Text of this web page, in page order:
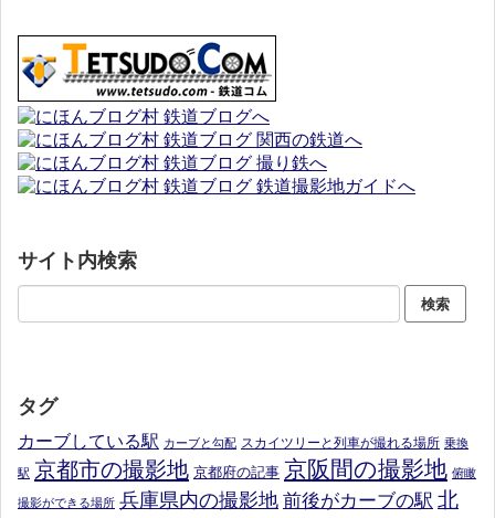
サイト内検索
タグ
カーブしている駅 カーブと勾配 スカイツリーと列車が撮れる場所 乗換
駅 京都市の撮影地 京都府の記事 京阪間の撮影地 俯瞰
撮影ができる場所 兵庫県内の撮影地 前後がカーブの駅 北